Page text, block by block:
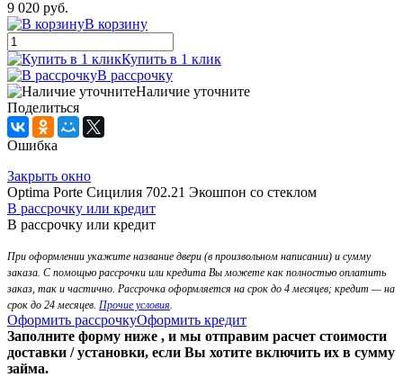
9 020 руб.
В корзину
Купить в 1 клик
В рассрочку
Наличие уточните
Поделиться
Ошибка
Закрыть окно
Optima Porte Сицилия 702.21 Экошпон со стеклом
В рассрочку или кредит
В рассрочку или кредит
При оформлении укажите название двери (в произвольном написании) и сумму
заказа. С помощью рассрочки или кредита Вы можете как полностью оплатить
заказ, так и частично. Рассрочка оформляется на срок до 4 месяцев; кредит — на
срок до 24 месяцев. Прочие условия
Оформить рассрочкуОформить кредит
Заполните форму ниже , и мы отправим расчет стоимости
доставки / установки, если Вы хотите включить их в сумму
займа.